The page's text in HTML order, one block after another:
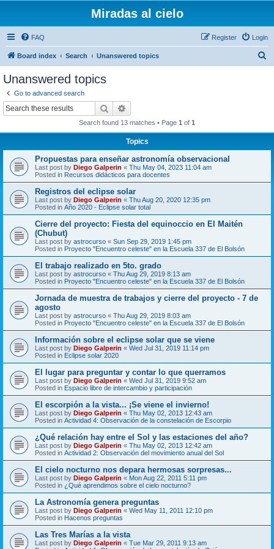
Miradas al cielo
FAQ Login
Register
Board index Search Unanswered topics
Unanswered topics
Go to advanced search
Search
Search found 13 matches • Page 1 of 1
Topics
Propuestas para enseñar astronomía observacional
Last post by Diego Galperin « Thu May 04, 2023 11:04 am
Posted in Recursos didácticos para docentes
Registros del eclipse solar
Last post by Diego Galperin « Thu Aug 20, 2020 12:35 pm
Posted in Año 2020 - Eclipse solar total
Cierre del proyecto: Fiesta del equinoccio en El Maitén
(Chubut)
Last post by astrocurso « Sun Sep 29, 2019 1:45 pm
Posted in Proyecto "Encuentro celeste" en la Escuela 337 de El Bolsón
El trabajo realizado en 5to. grado
Last post by astrocurso « Thu Aug 29, 2019 8:13 am
Posted in Proyecto "Encuentro celeste" en la Escuela 337 de El Bolsón
Jornada de muestra de trabajos y cierre del proyecto - 7 de
agosto
Last post by astrocurso « Thu Aug 29, 2019 8:03 am
Posted in Proyecto "Encuentro celeste" en la Escuela 337 de El Bolsón
Información sobre el eclipse solar que se viene
Last post by Diego Galperin « Wed Jul 31, 2019 11:14 pm
Posted in Eclipse solar 2020
El lugar para preguntar y contar lo que querramos
Last post by Diego Galperin « Wed Jul 31, 2019 9:52 am
Posted in Espacio libre de intercambio y participación
El escorpión a la vista... ¡Se viene el invierno!
Last post by Diego Galperin « Thu May 02, 2013 12:43 am
Posted in Actividad 4: Observación de la constelación de Escorpio
¿Qué relación hay entre el Sol y las estaciones del año?
Last post by Diego Galperin « Thu May 02, 2013 12:42 am
Posted in Actividad 2: Observación del movimiento anual del Sol
El cielo nocturno nos depara hermosas sorpresas...
Last post by Diego Galperin « Mon Aug 22, 2011 5:11 pm
Posted in ¿Qué aprendimos sobre el cielo nocturno?
La Astronomía genera preguntas
Last post by Diego Galperin « Wed May 11, 2011 12:10 pm
Posted in Hacenos preguntas
Las Tres Marías a la vista
Last post by Diego Galperin « Tue Mar 29, 2011 9:13 am